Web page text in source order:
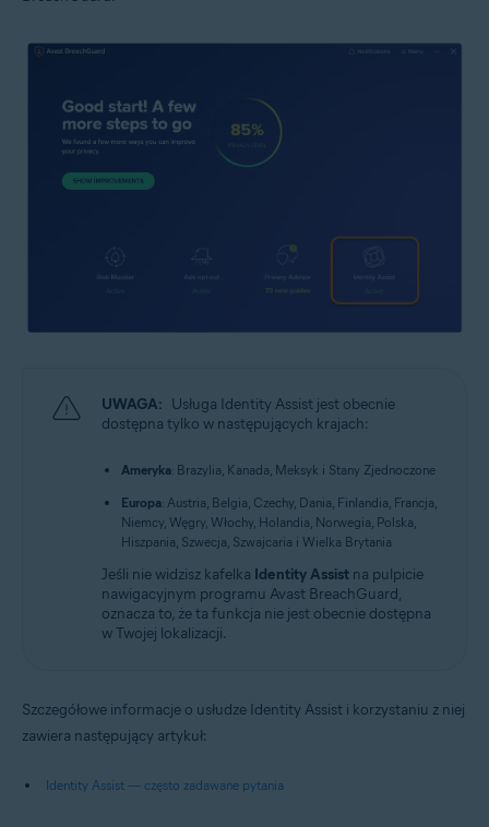
UWAGA: Usługa Identity Assist jest obecnie
dostępna tylko w następujących krajach:
Ameryka: Brazylia, Kanada, Meksyk i Stany Zjednoczone
Europa: Austria, Belgia, Czechy, Dania, Finlandia, Francja,
Niemcy, Węgry, Włochy, Holandia, Norwegia, Polska,
Hiszpania, Szwecja, Szwajcaria i Wielka Brytania
Jeśli nie widzisz kafelka Identity Assist na pulpicie
nawigacyjnym programu Avast BreachGuard,
oznacza to, że ta funkcja nie jest obecnie dostępna
w Twojej lokalizacji.
Szczegółowe informacje o usłudze Identity Assist i korzystaniu z niej
zawiera następujący artykuł:
Identity Assist — często zadawane pytania